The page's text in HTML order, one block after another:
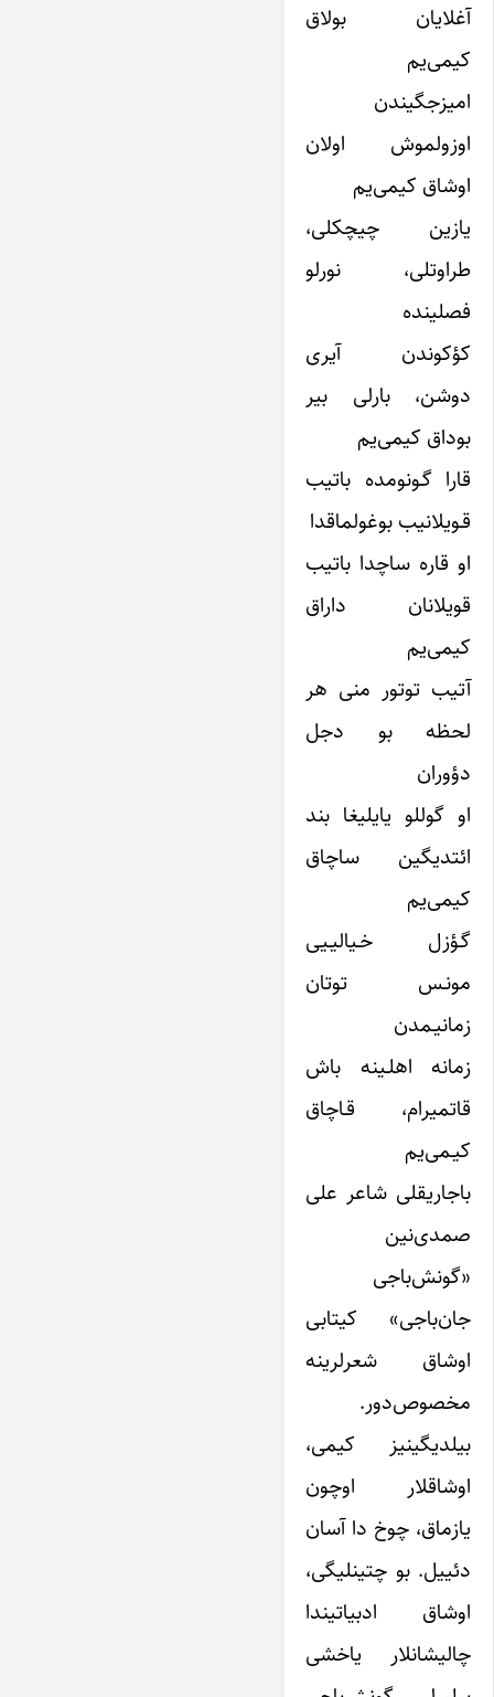
آغلایان بولاق
کیمی‌یم
امیزجگیندن
اوزولموش اولان
اوشاق کیمی‌یم
یازین چیچکلی،
طراوتلی، نورلو
فصلینده
کؤکوندن آیری
دوشن، بارلی بیر
بوداق کیمی‌یم
قارا گـونومده باتیب
قـویلانیب بوغولماقدا
او قاره ساچدا باتیب
قویلانان داراق
کیمی‌یم
آتیب توتور منی هر
لحظه بو دجل
دؤوران
او گوللو یایلیغا بند
ائتدیگین ساچاق
کیمی‌یم
گـؤزل خـیالیـیی
مونـس توتان
زمانیـمدن
زمانه اهلـینه باش
قاتمیرام، قـاچاق
کیـمی‌یم
باجاریقلی شاعر علی
صمدی‌نین
«گونش‌‌باجى
جان‌باجى» کیتابی
اوشاق شعرلرینه
مخصوص‌دور.
بیلدیگینیز کیمی،
اوشاقلار اوچون
یازماق، چوخ دا آسان
دئییل. بو چتینلیگی،
اوشاق ادبیاتیندا
چالیشانلار یاخشی